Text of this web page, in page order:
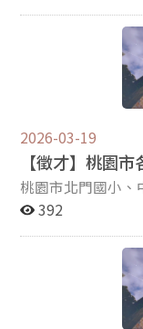
3013454 承辦人
2026-03-19
【徵才】桃園
桃園市北門國小、
善國小、仁和國小
業學生及校友踴
392